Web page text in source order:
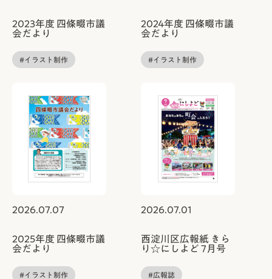
2023年度 四條畷市議
会だより
#イラスト制作
2024年度 四條畷市議
会だより
#イラスト制作
2026.07.07
2025年度 四條畷市議
会だより
#イラスト制作
2026.07.01
西淀川区広報紙 きら
り☆にしよど 7月号
#広報誌